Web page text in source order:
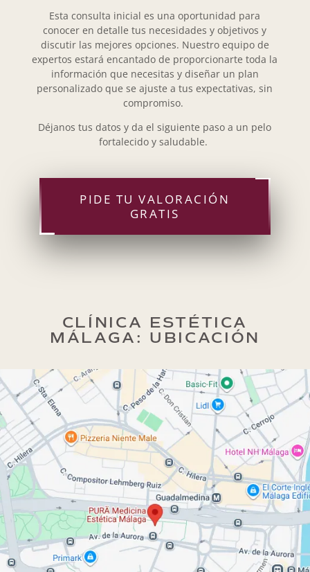
Esta consulta inicial es una oportunidad para
conocer en detalle tus necesidades y objetivos y
discutir las mejores opciones. Nuestro equipo de
expertos estará encantado de proporcionarte toda la
información que necesitas y diseñar un plan
personalizado que se ajuste a tus expectativas, sin
compromiso.
Déjanos tus datos y da el siguiente paso a un pelo
fortalecido y saludable.
PIDE TU VALORACIÓN
GRATIS
CLÍNICA ESTÉTICA
MÁLAGA: UBICACIÓN